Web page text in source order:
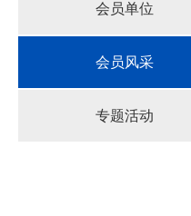
会员单位
会员风采
专题活动